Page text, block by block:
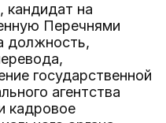
кандидат на
Перечнями
должность,
государственной
агентства
кадровое